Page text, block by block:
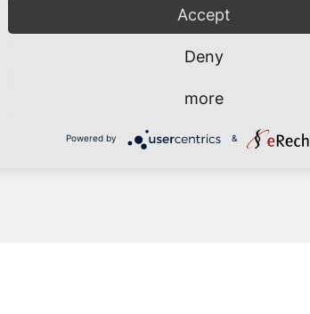
Accept
Deny
more
Powered by &